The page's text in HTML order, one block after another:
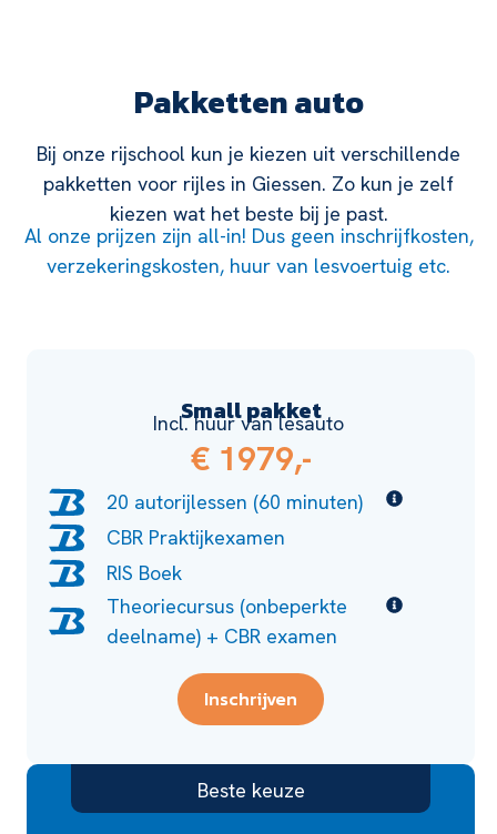
Pakketten auto
Bij onze rijschool kun je kiezen uit verschillende
pakketten voor rijles in Giessen. Zo kun je zelf
kiezen wat het beste bij je past.
Al onze prijzen zijn all-in! Dus geen inschrijfkosten,
verzekeringskosten, huur van lesvoertuig etc.
Small pakket
Incl. huur van lesauto
€ 1979,-
20 autorijlessen (60 minuten)
CBR Praktijkexamen
RIS Boek
Theoriecursus (onbeperkte
deelname) + CBR examen
Inschrijven
Beste keuze